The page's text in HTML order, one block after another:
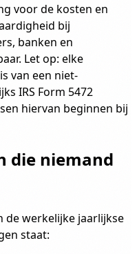
voor de kosten en
bij
banken en
Let op: elke
van een niet-
IRS Form 5472
hiervan beginnen bij
die niemand
de werkelijke jaarlijkse
staat: